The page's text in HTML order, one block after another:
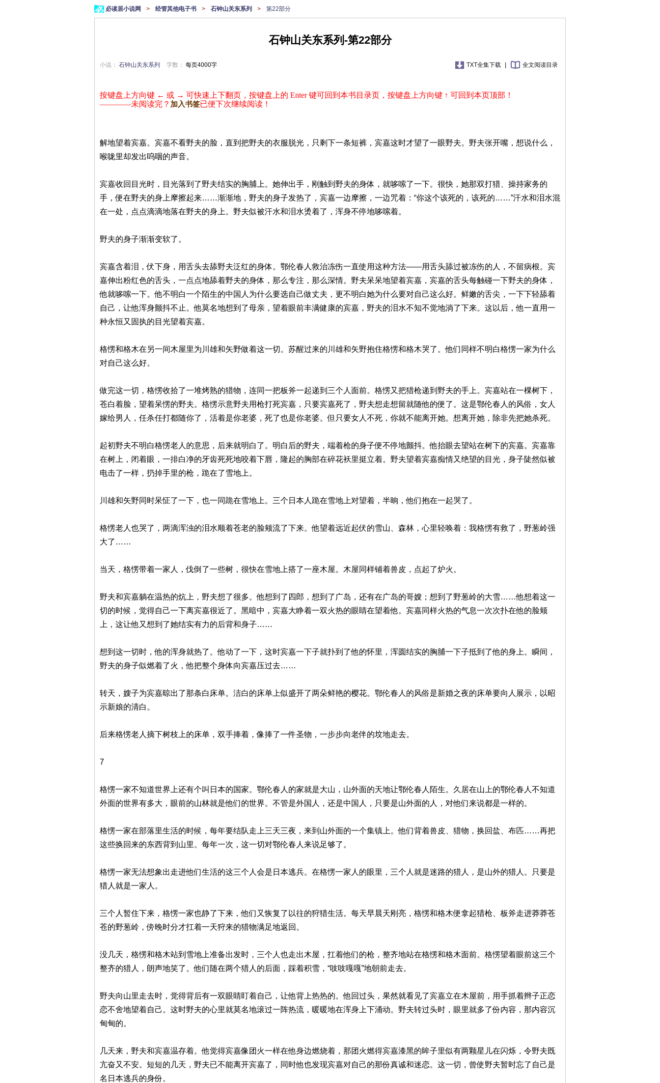
必读居小说网 > 经管其他电子书 > 石钟山关东系列 > 第22部分
石钟山关东系列-第22部分
小说： 石钟山关东系列 字数： 每页4000字 TXT全集下载 全文阅读目录
按键盘上方向键 ← 或 → 可快速上下翻页，按键盘上的 Enter 键可回到本书目录页，按键盘上方向键 ↑ 可回到本页顶部！
————未阅读完？ 加入书签已便下次继续阅读！
解地望着宾嘉。宾嘉不看野夫的脸，直到把野夫的衣服脱光，只剩下一条短裤，宾嘉这时才望了一眼野夫。野夫张开嘴，想说什么，
喉咙里却发出呜咽的声音。
宾嘉收回目光时，目光落到了野夫结实的胸脯上。她伸出手，刚触到野夫的身体，就哆嗦了一下。很快，她那双打猎、操持家务的
手，便在野夫的身上摩擦起来……渐渐地，野夫的身子发热了，宾嘉一边摩擦，一边咒着：“你这个该死的，该死的……”汗水和泪水混
在一处，点点滴滴地落在野夫的身上。野夫似被汗水和泪水烫着了，浑身不停地哆嗦着。
野夫的身子渐渐变软了。
宾嘉含着泪，伏下身，用舌头去舔野夫泛红的身体。鄂伦春人救治冻伤一直使用这种方法——用舌头舔过被冻伤的人，不留病根。宾
嘉伸出粉红色的舌头，一点点地舔着野夫的身体，那么专注，那么深情。野夫呆呆地望着宾嘉，宾嘉的舌头每触碰一下野夫的身体，
他就哆嗦一下。他不明白一个陌生的中国人为什么要选自己做丈夫，更不明白她为什么要对自己这么好。鲜嫩的舌尖，一下下轻舔着
自己，让他浑身颤抖不止。他莫名地想到了母亲，望着眼前丰满健康的宾嘉，野夫的泪水不知不觉地淌了下来。这以后，他一直用一
种永恒又固执的目光望着宾嘉。
格愣和格木在另一间木屋里为川雄和矢野做着这一切。苏醒过来的川雄和矢野抱住格愣和格木哭了。他们同样不明白格愣一家为什么
对自己这么好。
做完这一切，格愣收拾了一堆烤熟的猎物，连同一把板斧一起递到三个人面前。格愣又把猎枪递到野夫的手上。宾嘉站在一棵树下，
苍白着脸，望着呆愣的野夫。格愣示意野夫用枪打死宾嘉，只要宾嘉死了，野夫想走想留就随他的便了。这是鄂伦春人的风俗，女人
嫁给男人，任杀任打都随你了，活着是你老婆，死了也是你老婆。但只要女人不死，你就不能离开她。想离开她，除非先把她杀死。
起初野夫不明白格愣老人的意思，后来就明白了。明白后的野夫，端着枪的身子便不停地颤抖。他抬眼去望站在树下的宾嘉。宾嘉靠
在树上，闭着眼，一排白净的牙齿死死地咬着下唇，隆起的胸部在碎花袄里挺立着。野夫望着宾嘉痴情又绝望的目光，身子陡然似被
电击了一样，扔掉手里的枪，跪在了雪地上。
川雄和矢野同时呆怔了一下，也一同跪在雪地上。三个日本人跪在雪地上对望着，半晌，他们抱在一起哭了。
格愣老人也哭了，两滴浑浊的泪水顺着苍老的脸颊流了下来。他望着远近起伏的雪山、森林，心里轻唤着：我格愣有救了，野葱岭强
大了……
当天，格愣带着一家人，伐倒了一些树，很快在雪地上搭了一座木屋。木屋同样铺着兽皮，点起了炉火。
野夫和宾嘉躺在温热的炕上，野夫想了很多。他想到了四郎，想到了广岛，还有在广岛的哥嫂；想到了野葱岭的大雪……他想着这一
切的时候，觉得自己一下离宾嘉很近了。黑暗中，宾嘉大睁着一双火热的眼睛在望着他。宾嘉同样火热的气息一次次扑在他的脸颊
上，这让他又想到了她结实有力的后背和身子……
想到这一切时，他的浑身就热了。他动了一下，这时宾嘉一下子就扑到了他的怀里，浑圆结实的胸脯一下子抵到了他的身上。瞬间，
野夫的身子似燃着了火，他把整个身体向宾嘉压过去……
转天，嫂子为宾嘉晾出了那条白床单。洁白的床单上似盛开了两朵鲜艳的樱花。鄂伦春人的风俗是新婚之夜的床单要向人展示，以昭
示新娘的清白。
后来格愣老人摘下树枝上的床单，双手捧着，像捧了一件圣物，一步步向老伴的坟地走去。
7
格愣一家不知道世界上还有个叫日本的国家。鄂伦春人的家就是大山，山外面的天地让鄂伦春人陌生。久居在山上的鄂伦春人不知道
外面的世界有多大，眼前的山林就是他们的世界。不管是外国人，还是中国人，只要是山外面的人，对他们来说都是一样的。
格愣一家在部落里生活的时候，每年要结队走上三天三夜，来到山外面的一个集镇上。他们背着兽皮、猎物，换回盐、布匹……再把
这些换回来的东西背到山里。每年一次，这一切对鄂伦春人来说足够了。
格愣一家无法想象出走进他们生活的这三个人会是日本逃兵。在格愣一家人的眼里，三个人就是迷路的猎人，是山外的猎人。只要是
猎人就是一家人。
三个人暂住下来，格愣一家也静了下来，他们又恢复了以往的狩猎生活。每天早晨天刚亮，格愣和格木便拿起猎枪、板斧走进莽莽苍
苍的野葱岭，傍晚时分才扛着一天狩来的猎物满足地返回。
没几天，格愣和格木站到雪地上准备出发时，三个人也走出木屋，扛着他们的枪，整齐地站在格愣和格木面前。格愣望着眼前这三个
整齐的猎人，朗声地笑了。他们随在两个猎人的后面，踩着积雪，“吱吱嘎嘎”地朝前走去。
野夫向山里走去时，觉得背后有一双眼睛盯着自己，让他背上热热的。他回过头，果然就看见了宾嘉立在木屋前，用手抓着辫子正恋
恋不舍地望着自己。这时野夫的心里就莫名地滚过一阵热流，暖暖地在浑身上下涌动。野夫转过头时，眼里就多了份内容，那内容沉
甸甸的。
几天来，野夫和宾嘉温存着。他觉得宾嘉像团火一样在他身边燃烧着，那团火燃得宾嘉漆黑的眸子里似有两颗星儿在闪烁，令野夫既
亢奋又不安。短短的几天，野夫已不能离开宾嘉了，同时他也发现宾嘉对自己的那份真诚和迷恋。这一切，曾使野夫暂时忘了自己是
名日本逃兵的身份。